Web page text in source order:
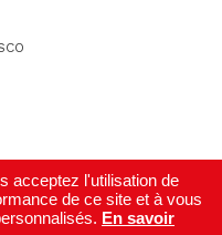
acceptez l'utilisation de
de ce site et à vous
En savoir